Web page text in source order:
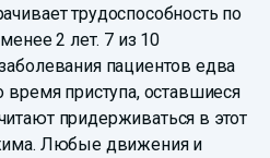
трудоспособность по
2 лет. 7 из 10
пациентов едва
время приступа, оставшиеся
придерживаться в этот
Любые движения и